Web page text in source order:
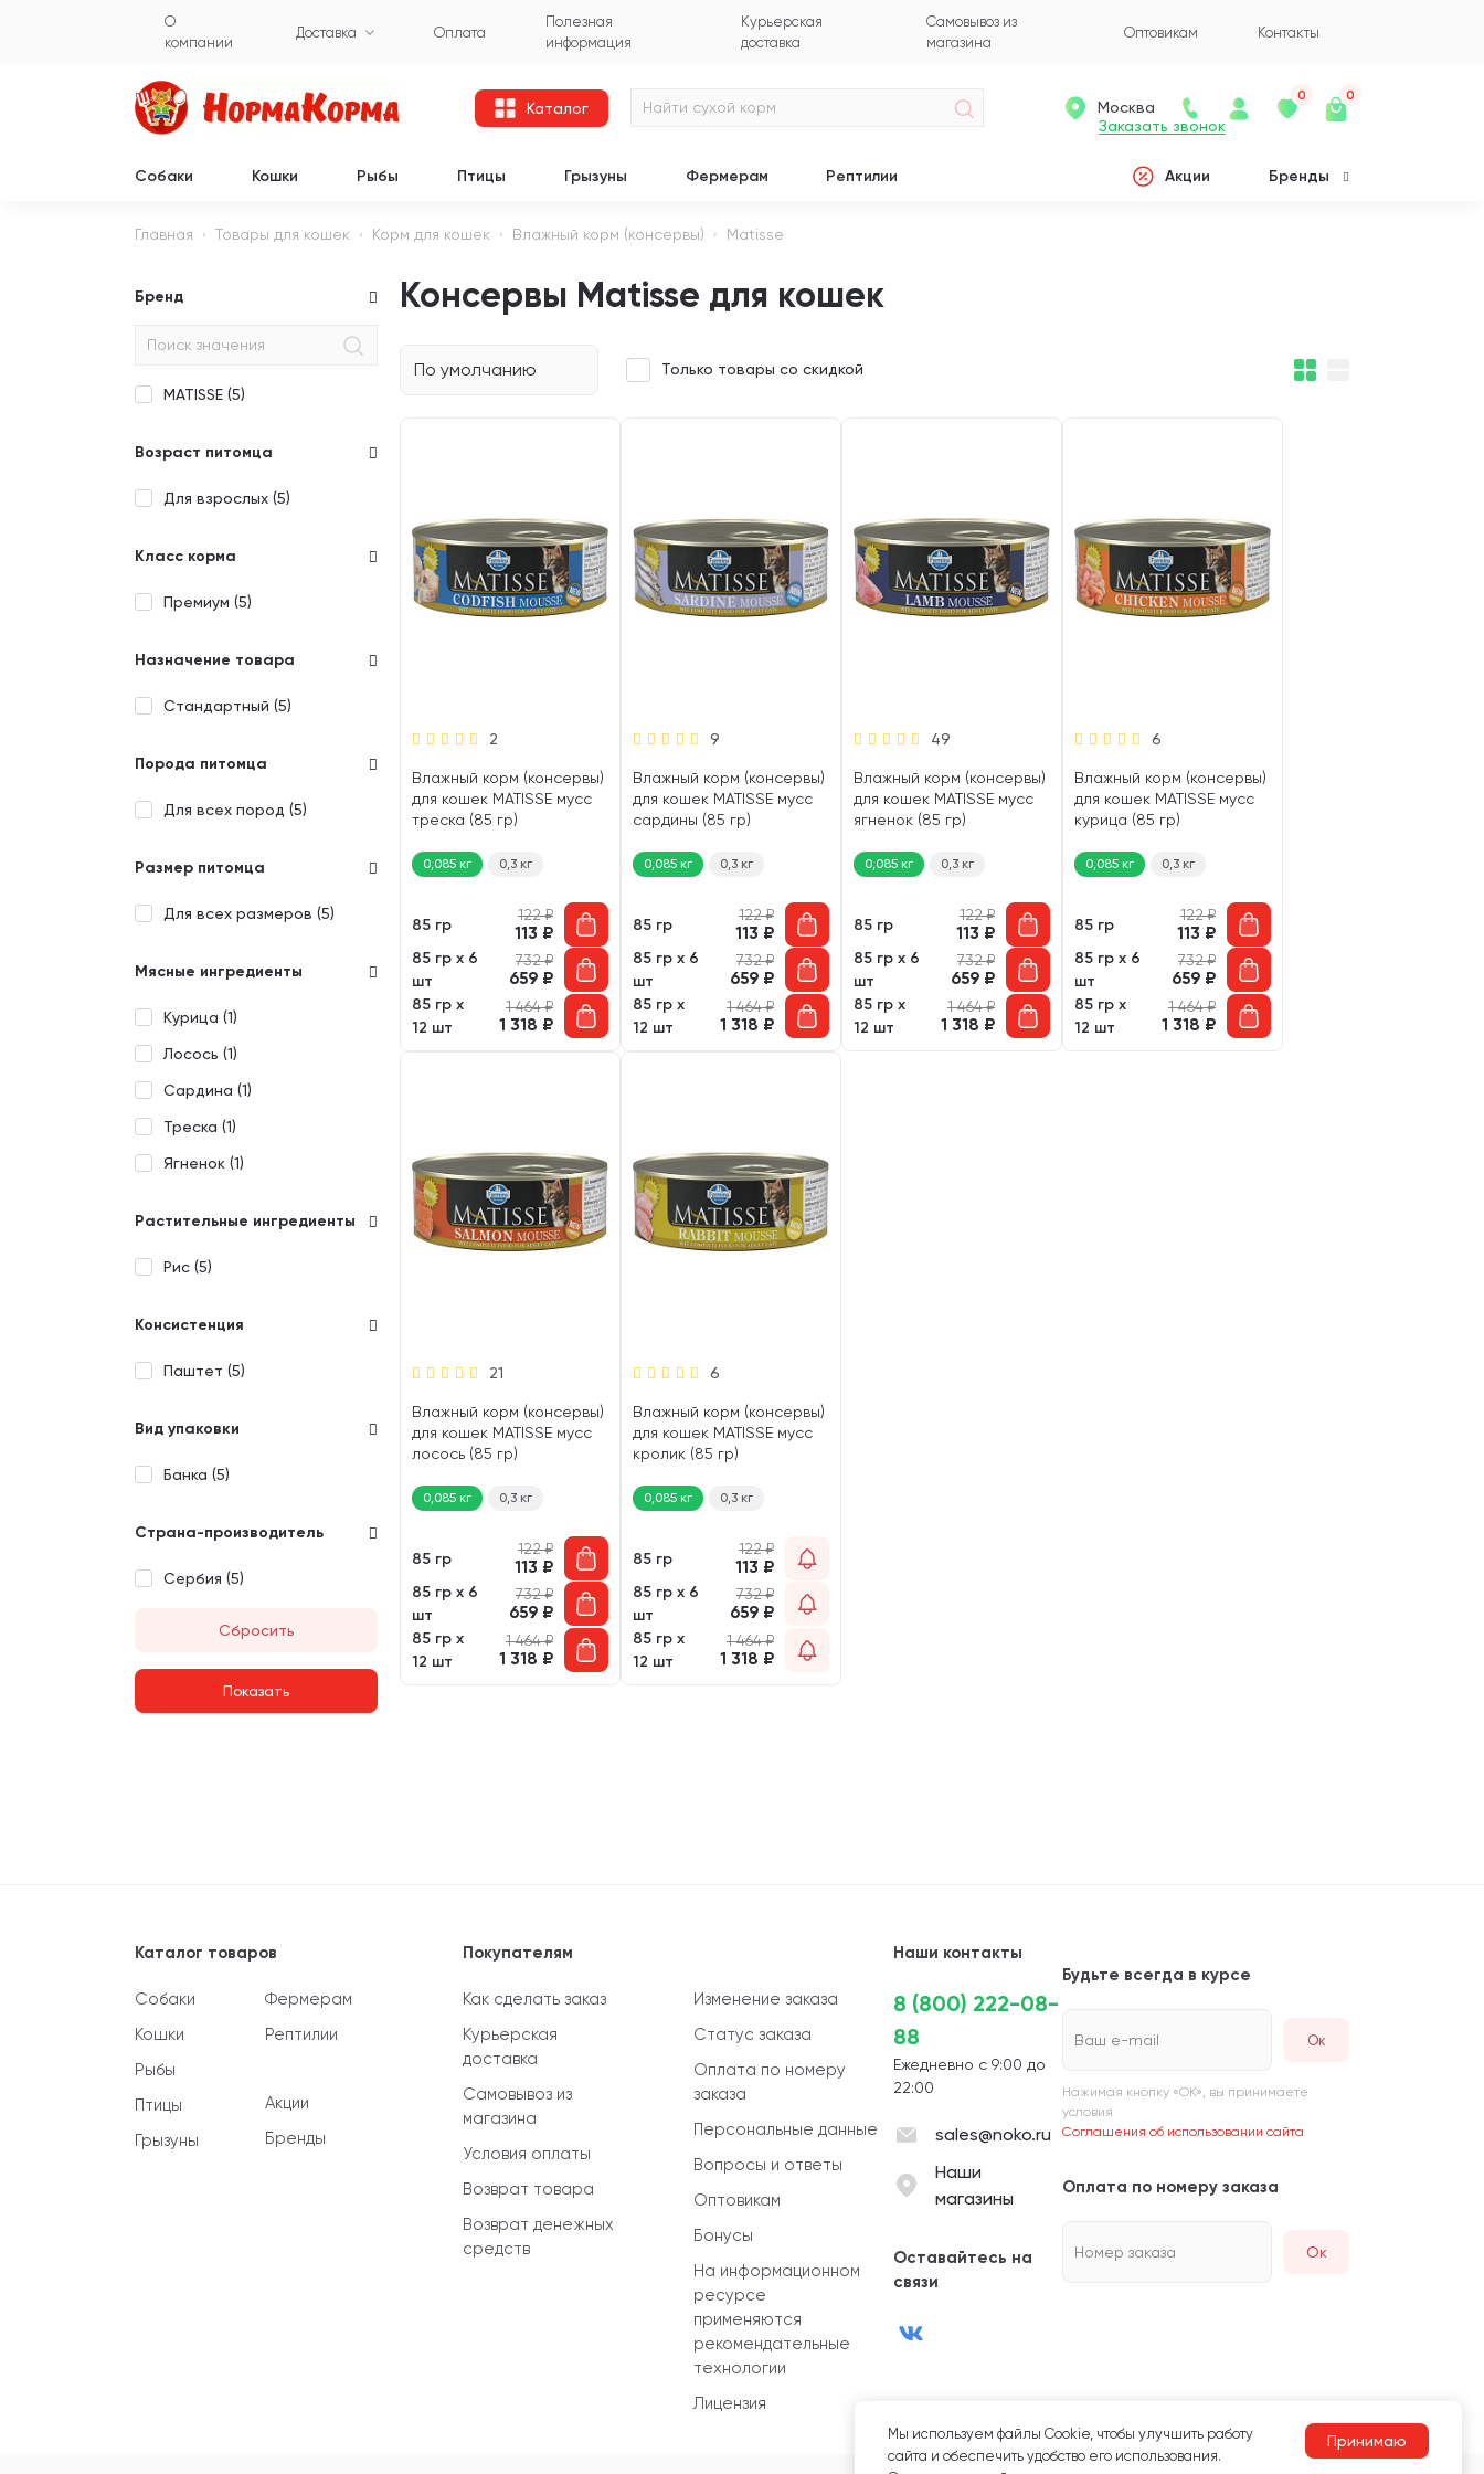
О
компании
Доставка Оплата
Полезная
информация
Курьерская
доставка
Самовывоз из
магазина
Оптовикам Контакты
Каталог
Заказать звонок
Москва
0 0
Собаки Кошки Рыбы Птицы Грызуны Фермерам Рептилии Акции Бренды
Главная Товары для кошек Корм для кошек Влажный корм (консервы) Matisse
Бренд
MATISSE (5)
Возраст питомца
Для взрослых (5)
Класс корма
Премиум (5)
Назначение товара
Стандартный (5)
Порода питомца
Для всех пород (5)
Размер питомца
Для всех размеров (5)
Мясные ингредиенты
Курица (1)
Лосось (1)
Сардина (1)
Треска (1)
Ягненок (1)
Растительные ингредиенты
Рис (5)
Консистенция
Паштет (5)
Вид упаковки
Банка (5)
Страна-производитель
Сербия (5)
Сбросить
Консервы Matisse для кошек
По умолчанию Только товары со скидкой
2
Влажный корм (консервы)
для кошек MATISSE мусс
треска (85 гр)
0,085 кг 0,3 кг
85 гр
122₽
113 ₽
85 гр х 6
шт
732₽
659 ₽
85 гр х
12 шт
1 464₽
1 318 ₽
9
Влажный корм (консервы)
для кошек MATISSE мусс
сардины (85 гр)
0,085 кг 0,3 кг
85 гр
122₽
113 ₽
85 гр х 6
шт
732₽
659 ₽
85 гр х
12 шт
1 464₽
1 318 ₽
49
Влажный корм (консервы)
для кошек MATISSE мусс
ягненок (85 гр)
0,085 кг 0,3 кг
85 гр
122₽
113 ₽
85 гр х 6
шт
732₽
659 ₽
85 гр х
12 шт
1 464₽
1 318 ₽
6
Влажный корм (консервы)
для кошек MATISSE мусс
курица (85 гр)
0,085 кг 0,3 кг
85 гр
122₽
113 ₽
85 гр х 6
шт
732₽
659 ₽
85 гр х
12 шт
1 464₽
1 318 ₽
21
Влажный корм (консервы)
для кошек MATISSE мусс
лосось (85 гр)
0,085 кг 0,3 кг
85 гр
122₽
113 ₽
85 гр х 6
шт
732₽
659 ₽
85 гр х
12 шт
1 464₽
1 318 ₽
6
Влажный корм (консервы)
для кошек MATISSE мусс
кролик (85 гр)
0,085 кг 0,3 кг
85 гр
122₽
113 ₽
85 гр х 6
шт
732₽
659 ₽
85 гр х
12 шт
1 464₽
1 318 ₽
Каталог товаров
Собаки
Кошки
Рыбы
Птицы
Грызуны
Фермерам
Рептилии
Акции
Бренды
Покупателям
Как сделать заказ
Курьерская
доставка
Самовывоз из
магазина
Условия оплаты
Возврат товара
Возврат денежных
средств
Изменение заказа
Статус заказа
Оплата по номеру
заказа
Персональные данные
Вопросы и ответы
Оптовикам
Бонусы
На информационном
ресурсе
применяются
рекомендательные
технологии
Лицензия
Наши контакты
8 (800) 222-08-
88
Ежедневно с 9:00 до
22:00
sales@noko.ru
Наши
магазины
Оставайтесь на
связи
Будьте всегда в курсе
Ваш e-mail
Нажимая кнопку «ОК», вы принимаете
условия
Соглашения об использовании сайта
Оплата по номеру заказа
Номер заказа Ок
Мы используем файлы Сookie, чтобы улучшить работу
сайта и обеспечить удобство его использования.
Принимаю